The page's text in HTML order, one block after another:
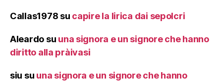
Callas1978 su capire la lirica dai sepolcri
Aleardo su una signora e un signore che hanno
diritto alla pràivasi
siu su una signora e un signore che hanno